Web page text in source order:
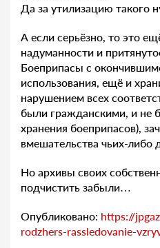
Да за утилизацию такого
А если серьёзно, то это
надуманности и
Боеприпасы с
использования, ещё и
нарушением всех
были гражданскими, и не
хранения боеприпасов),
вмешательства чьих-либо
Но архивы своих
подчистить забыли…
Опубликовано: https://
rodzhers-rassledovanie-